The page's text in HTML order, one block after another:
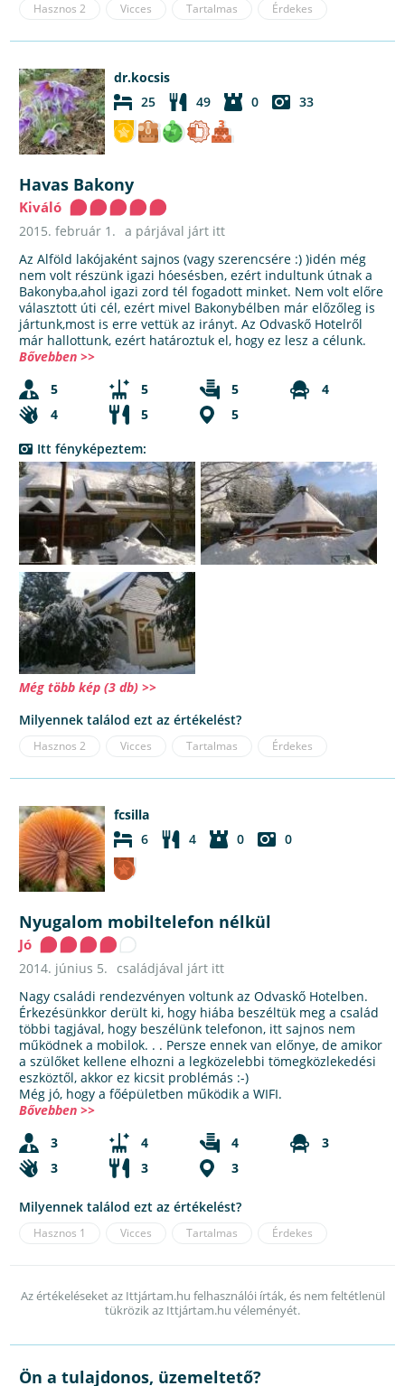
Hasznos 2 Vicces Tartalmas Érdekes
dr.kocsis
25
49 0 33
Havas Bakony
Kiváló
2015. február 1. a párjával járt itt
Az Alföld lakójaként sajnos (vagy szerencsére :) )idén még
nem volt részünk igazi hóesésben, ezért indultunk útnak a
Bakonyba,ahol igazi zord tél fogadott minket. Nem volt előre
választott úti cél, ezért mivel Bakonybélben már előzőleg is
jártunk,most is erre vettük az irányt. Az Odvaskő Hotelről
már hallottunk, ezért határoztuk el, hogy ez lesz a célunk.
Bővebben >>
5
5 5
4
4
5
5
Itt fényképeztem:
Még több kép (3 db) >>
Milyennek találod ezt az értékelést?
Hasznos 2 Vicces Tartalmas Érdekes
fcsilla
6
4 0 0
Nyugalom mobiltelefon nélkül
Jó
2014. június 5.
családjával járt itt
Nagy családi rendezvényen voltunk az Odvaskő Hotelben.
Érkezésünkkor derült ki, hogy hiába beszéltük meg a család
többi tagjával, hogy beszélünk telefonon, itt sajnos nem
működnek a mobilok. . . Persze ennek van előnye, de amikor
a szülőket kellene elhozni a legközelebbi tömegközlekedési
eszköztől, akkor ez kicsit problémás :-)
Még jó, hogy a főépületben működik a WIFI.
Bővebben >>
3
4 4
3
3
3 3
Milyennek találod ezt az értékelést?
Hasznos 1 Vicces Tartalmas Érdekes
Az értékeléseket az Ittjártam.hu felhasználói írták, és nem feltétlenül
tükrözik az Ittjártam.hu véleményét.
Ön a tulajdonos, üzemeltető?